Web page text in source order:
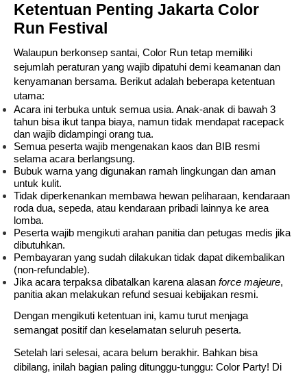
Ketentuan Penting Jakarta Color
Run Festival
Walaupun berkonsep santai, Color Run tetap memiliki
sejumlah peraturan yang wajib dipatuhi demi keamanan dan
kenyamanan bersama. Berikut adalah beberapa ketentuan
utama:
Acara ini terbuka untuk semua usia. Anak-anak di bawah 3
tahun bisa ikut tanpa biaya, namun tidak mendapat racepack
dan wajib didampingi orang tua.
Semua peserta wajib mengenakan kaos dan BIB resmi
selama acara berlangsung.
Bubuk warna yang digunakan ramah lingkungan dan aman
untuk kulit.
Tidak diperkenankan membawa hewan peliharaan, kendaraan
roda dua, sepeda, atau kendaraan pribadi lainnya ke area
lomba.
Peserta wajib mengikuti arahan panitia dan petugas medis jika
dibutuhkan.
Pembayaran yang sudah dilakukan tidak dapat dikembalikan
(non-refundable).
Jika acara terpaksa dibatalkan karena alasan force majeure,
panitia akan melakukan refund sesuai kebijakan resmi.
Dengan mengikuti ketentuan ini, kamu turut menjaga
semangat positif dan keselamatan seluruh peserta.
Setelah lari selesai, acara belum berakhir. Bahkan bisa
dibilang, inilah bagian paling ditunggu-tunggu: Color Party! Di